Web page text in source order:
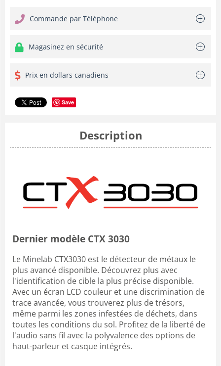
Commande par Téléphone
Magasinez en sécurité
Prix en dollars canadiens
Save
Description
Dernier modèle CTX 3030
Le Minelab CTX3030 est le détecteur de métaux le
plus avancé disponible. Découvrez plus avec
l'identification de cible la plus précise disponible.
Avec un écran LCD couleur et une discrimination de
trace avancée, vous trouverez plus de trésors,
même parmi les zones infestées de déchets, dans
toutes les conditions du sol. Profitez de la liberté de
l'audio sans fil avec la polyvalence des options de
haut-parleur et casque intégrés.